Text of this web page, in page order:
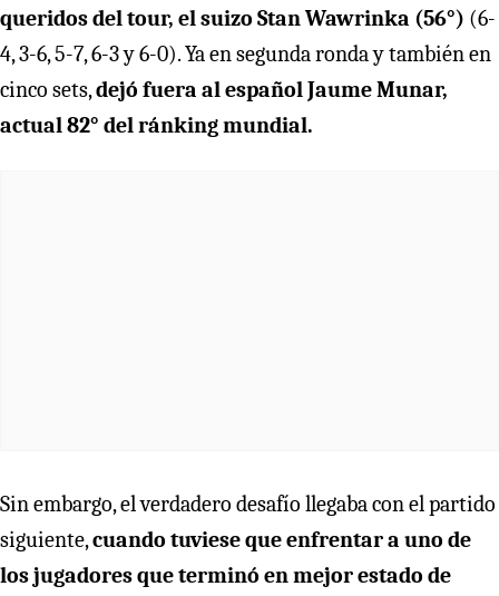
queridos del tour, el suizo Stan Wawrinka (56°) (6-
4, 3-6, 5-7, 6-3 y 6-0). Ya en segunda ronda y también en
cinco sets,dejó fuera al español Jaume Munar,
actual 82° del ránking mundial.
Sin embargo, el verdadero desafío llegaba con el partido
siguiente,cuando tuviese que enfrentar a uno de
los jugadores que terminó en mejor estado de